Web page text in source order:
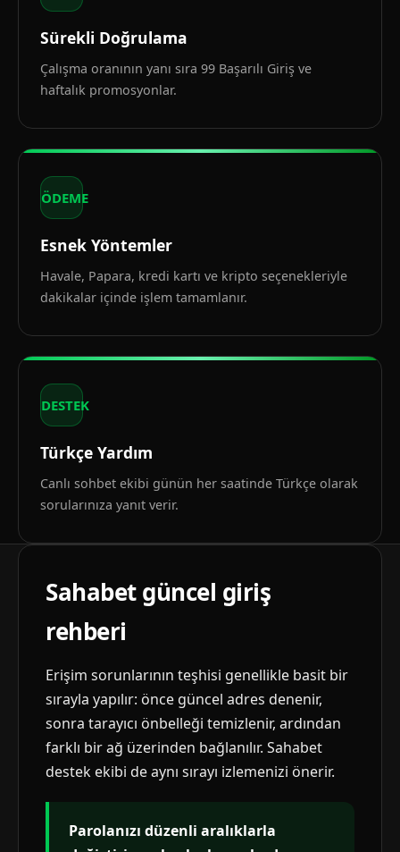
Sürekli Doğrulama
Çalışma oranının yanı sıra 99 Başarılı Giriş ve
haftalık promosyonlar.
ÖDEME
Esnek Yöntemler
Havale, Papara, kredi kartı ve kripto seçenekleriyle
dakikalar içinde işlem tamamlanır.
DESTEK
Türkçe Yardım
Canlı sohbet ekibi günün her saatinde Türkçe olarak
sorularınıza yanıt verir.
Sahabet güncel giriş
rehberi
Erişim sorunlarının teşhisi genellikle basit bir
sırayla yapılır: önce güncel adres denenir,
sonra tarayıcı önbelleği temizlenir, ardından
farklı bir ağ üzerinden bağlanılır. Sahabet
destek ekibi de aynı sırayı izlemenizi önerir.
Parolanızı düzenli aralıklarla